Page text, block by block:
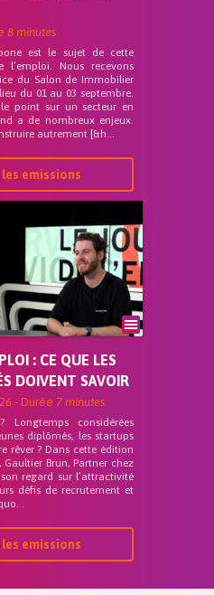
8 minutes
est le sujet de cette
Nous recevons
du Salon de Immobilier
du 01 au 03 septembre.
point sur un secteur en
a de nombreux enjeux.
autrement [&h...
emissions
: CE QUE LES
DOIVENT SAVOIR
- Durée 7 minutes
Longtemps considérées
diplômés, les startups
rêver ? Dans cette édition
Brun, Partner chez
regard sur l’attractivité
défis de recrutement et
emissions